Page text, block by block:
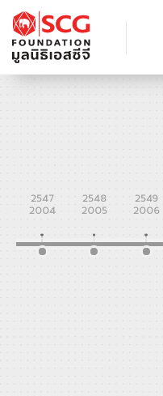
2547
2004
2548
2005
2549
2006